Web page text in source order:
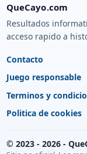
Las Delicias
Las Delicias
Mi Gordita San
Minimercado El Paso
QueCayo.com
Resultados
acceso rapido a
Contacto
Juego responsable
Terminos y
Politica de cookies
© 2023 - 2026 -